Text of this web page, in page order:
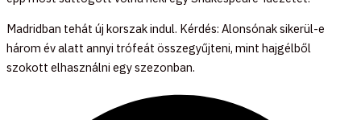
Madridban tehát új korszak indul. Kérdés: Alonsónak sikerül-e
három év alatt annyi trófeát összegyűjteni, mint hajgélből
szokott elhasználni egy szezonban.